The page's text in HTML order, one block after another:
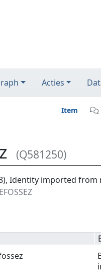
Acties
Item
(Q581250)
Identity imported